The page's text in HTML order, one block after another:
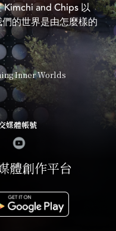
and Chips 以
的世界是由怎麼樣的
Inner Worlds
媒體帳號
體創作平台